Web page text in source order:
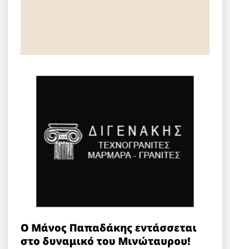
Ο Μάνος Παπαδάκης εντάσσεται
στο δυναμικό του Μινώταυρου!